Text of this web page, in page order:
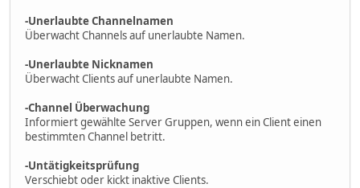
-Unerlaubte Channelnamen
Überwacht Channels auf unerlaubte Namen.
-Unerlaubte Nicknamen
Überwacht Clients auf unerlaubte Namen.
-Channel Überwachung
Informiert gewählte Server Gruppen, wenn ein Client einen
bestimmten Channel betritt.
-Untätigkeitsprüfung
Verschiebt oder kickt inaktive Clients.